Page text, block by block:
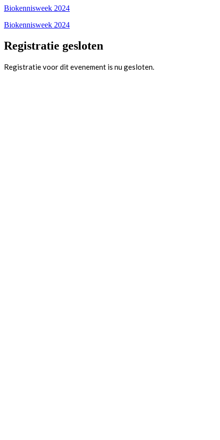
Biokennisweek 2024
Biokennisweek 2024
Registratie gesloten
Registratie voor dit evenement is nu gesloten.